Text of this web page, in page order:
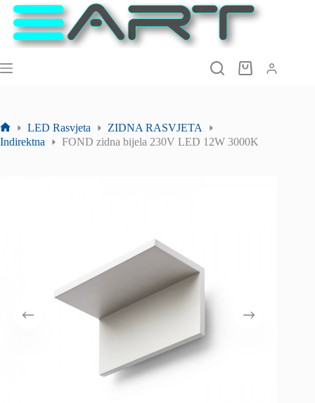
Preskoči
sadržaj
Košarica
Početna
LED Rasvjeta
ZIDNA RASVJETA
Indirektna
FOND zidna bijela 230V LED 12W 3000K